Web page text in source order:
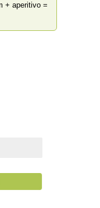
+ aperitivo =